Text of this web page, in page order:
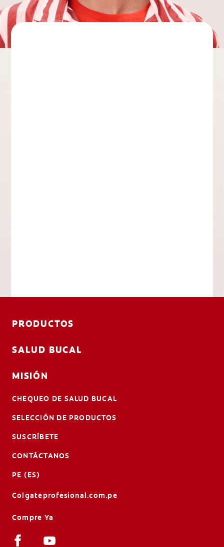
PRODUCTOS
SALUD BUCAL
MISIÓN
CHEQUEO DE SALUD BUCAL
SELECCIÓN DE PRODUCTOS
SUSCRÍBETE
CONTÁCTANOS
PE (ES)
Colgateprofesional.com.pe
Compre Ya